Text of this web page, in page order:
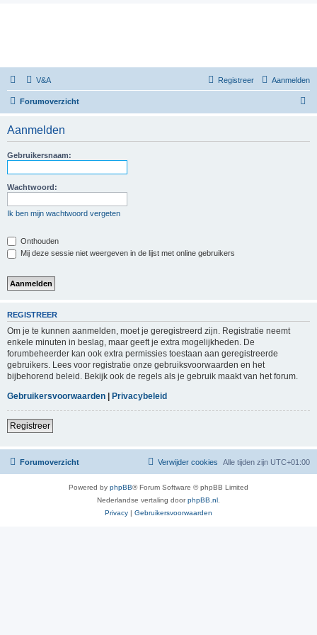
V&A Aanmelden
Registreer
Forumoverzicht
Aanmelden
Gebruikersnaam:
Wachtwoord:
Ik ben mijn wachtwoord vergeten
Onthouden
Mij deze sessie niet weergeven in de lijst met online gebruikers
REGISTREER
Om je te kunnen aanmelden, moet je geregistreerd zijn. Registratie neemt
enkele minuten in beslag, maar geeft je extra mogelijkheden. De
forumbeheerder kan ook extra permissies toestaan aan geregistreerde
gebruikers. Lees voor registratie onze gebruiksvoorwaarden en het
bijbehorend beleid. Bekijk ook de regels als je gebruik maakt van het forum.
Gebruikersvoorwaarden
Privacybeleid
Registreer
Forumoverzicht Alle tijden zijn UTC+01:00
Verwijder cookies
Powered by phpBB® Forum Software © phpBB Limited
Nederlandse vertaling doorphpBB.nl.
Privacy | Gebruikersvoorwaarden